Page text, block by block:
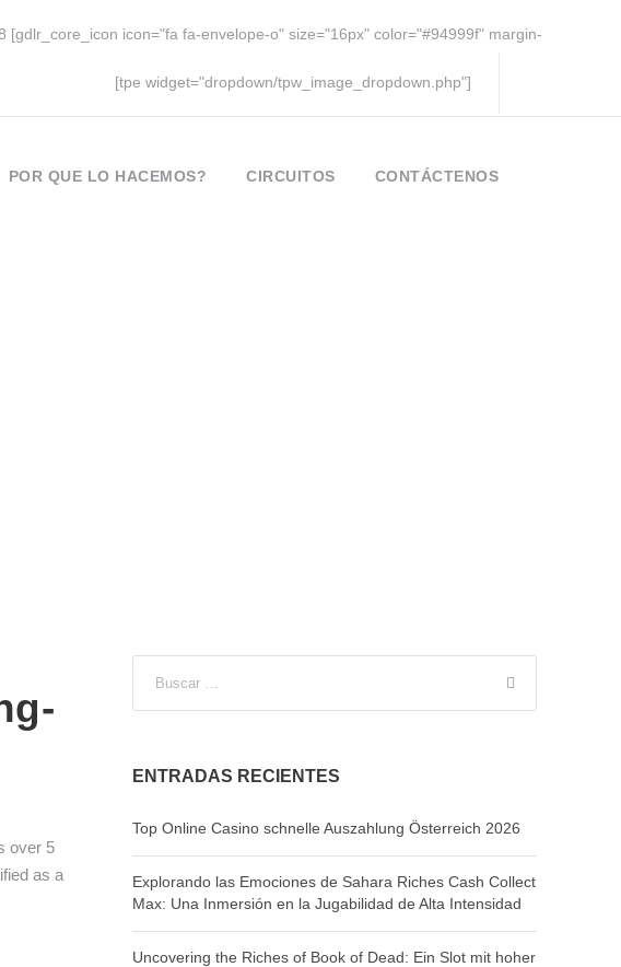
icon="fa fa-envelope-o" size="16px" color="#94999f" margin-
[tpe widget="dropdown/tpw_image_dropdown.php"]
POR QUE LO HACEMOS? CIRCUITOS CONTÁCTENOS
over 5
as a
ENTRADAS RECIENTES
Top Online Casino schnelle Auszahlung Österreich 2026
Explorando las Emociones de Sahara Riches Cash Collect
Max: Una Inmersión en la Jugabilidad de Alta Intensidad
Uncovering the Riches of Book of Dead: Ein Slot mit hoher